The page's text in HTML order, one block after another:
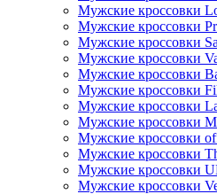
Мужские кроссовки
Мужские кроссовки
Мужские кроссовки
Мужские кроссовки
Мужские кроссовки
Мужские кроссовки
Мужские кроссовки
Мужские кроссовки
Мужские кроссовки
Мужские кроссовки
Мужские кроссовки
Мужские кроссовки